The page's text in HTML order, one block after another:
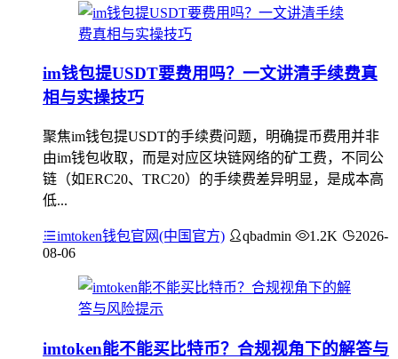
im钱包提USDT要费用吗？一文讲清手续费真
相与实操技巧
聚焦im钱包提USDT的手续费问题，明确提币费用并非
由im钱包收取，而是对应区块链网络的矿工费，不同公
链（如ERC20、TRC20）的手续费差异明显，是成本高
低...
imtoken钱包官网(中国官方) qbadmin 1.2K
2026-
08-06
imtoken能不能买比特币？合规视角下的解答与